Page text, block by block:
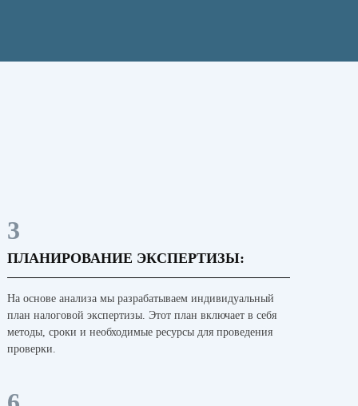
3
ПЛАНИРОВАНИЕ ЭКСПЕРТИЗЫ:
На основе анализа мы разрабатываем индивидуальный
план налоговой экспертизы. Этот план включает в себя
методы, сроки и необходимые ресурсы для проведения
проверки.